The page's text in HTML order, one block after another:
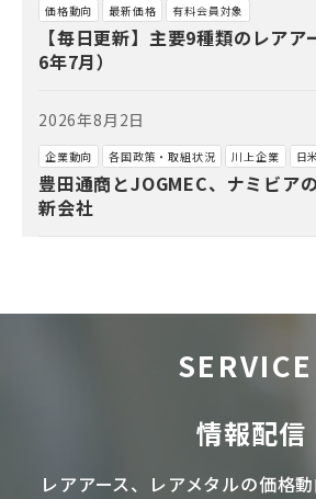
価格動向 最新価格 有料会員対象
【毎日更新】主要9種類のレア
6年7月）
2026年8月2日
企業動向 各国政策・取組状況 川上企業 日
豊田通商とJOGMEC、ナミビア
新会社
SERVICE
情報配信
レアアース、 レアメタルの価格